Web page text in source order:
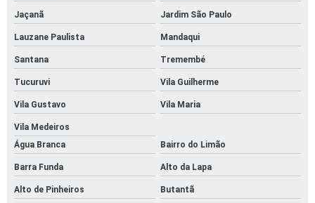
SISTEMA CONCILIADOR DE CARTÕES
SISTEMA DE CONFERENCIA DE CARTÃO DE CREDITO
SOFTWARE DE CONCILIAÇÃO
SOFTWARE CONCILIAÇÃO CARTÃO CRÉDITO
SOFTWARE DE CONCILIAÇÃO DE CARTÕES
SOFTWARE DE CONCILIAÇÃO PARA REDES DE LOJAS
Jaçanã Jardim São Paulo
Lauzane Paulista Mandaqui
Santana Tremembé
Tucuruvi Vila Guilherme
Vila Gustavo Vila Maria
Vila Medeiros
Água Branca
Bairro do Limão
Barra Funda Alto da Lapa
Alto de Pinheiros Butantã